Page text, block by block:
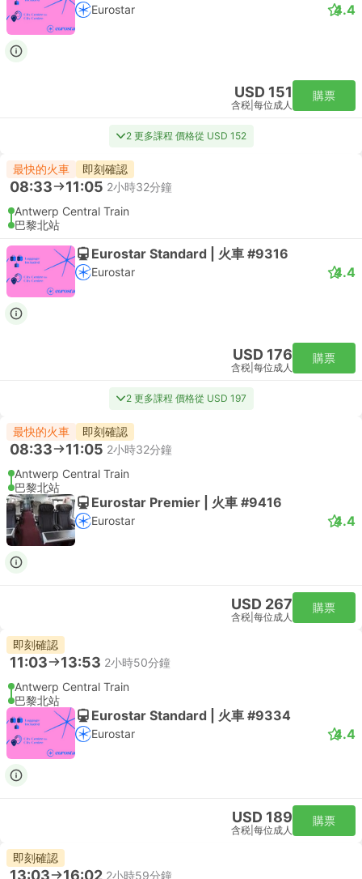
Eurostar 4.4
USD 151
含税 每位成人
購票
2 更多課程 價格從 USD 152
最快的火車 即刻確認
08:33 11:05 2小時32分鐘
Antwerp Central Train
巴黎北站
Eurostar Standard | 火車 #9316
Eurostar 4.4
USD 176
含税 每位成人
購票
2 更多課程 價格從 USD 197
最快的火車 即刻確認
08:33 11:05 2小時32分鐘
Antwerp Central Train
巴黎北站
Eurostar Premier | 火車 #9416
Eurostar 4.4
USD 267
含税 每位成人
購票
即刻確認
11:03 13:53 2小時50分鐘
Antwerp Central Train
巴黎北站
Eurostar Standard | 火車 #9334
Eurostar 4.4
USD 189
含税 每位成人
購票
即刻確認
13:03 16:02 2小時59分鐘